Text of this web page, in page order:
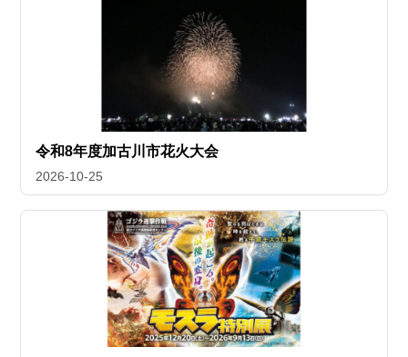
令和8年度加古川市花火大会
2026-10-25